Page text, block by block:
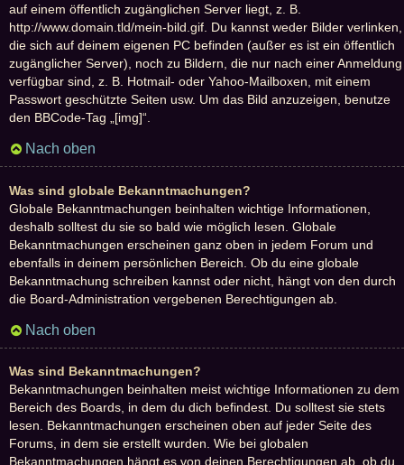
auf einem öffentlich zugänglichen Server liegt, z. B.
http://www.domain.tld/mein-bild.gif. Du kannst weder Bilder verlinken,
die sich auf deinem eigenen PC befinden (außer es ist ein öffentlich
zugänglicher Server), noch zu Bildern, die nur nach einer Anmeldung
verfügbar sind, z. B. Hotmail- oder Yahoo-Mailboxen, mit einem
Passwort geschützte Seiten usw. Um das Bild anzuzeigen, benutze
den BBCode-Tag „[img]“.
Nach oben
Was sind globale Bekanntmachungen?
Globale Bekanntmachungen beinhalten wichtige Informationen,
deshalb solltest du sie so bald wie möglich lesen. Globale
Bekanntmachungen erscheinen ganz oben in jedem Forum und
ebenfalls in deinem persönlichen Bereich. Ob du eine globale
Bekanntmachung schreiben kannst oder nicht, hängt von den durch
die Board-Administration vergebenen Berechtigungen ab.
Nach oben
Was sind Bekanntmachungen?
Bekanntmachungen beinhalten meist wichtige Informationen zu dem
Bereich des Boards, in dem du dich befindest. Du solltest sie stets
lesen. Bekanntmachungen erscheinen oben auf jeder Seite des
Forums, in dem sie erstellt wurden. Wie bei globalen
Bekanntmachungen hängt es von deinen Berechtigungen ab, ob du